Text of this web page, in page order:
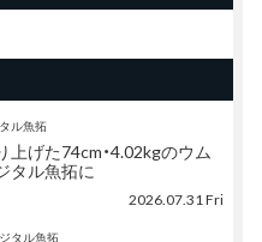
ル魚拓
上げた74cm・4.02kgのウム
タル魚拓に
2026.07.31 Fri
タル魚拓